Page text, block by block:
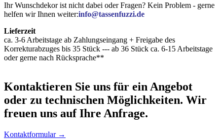
Ihr Wunschdekor ist nicht dabei oder Fragen? Kein Problem - gerne
helfen wir Ihnen weiter:info@tassenfuzzi.de
Lieferzeit
ca. 3-6 Arbeitstage ab Zahlungseingang + Freigabe des
Korrekturabzuges bis 35 Stück --- ab 36 Stück ca. 6-15 Arbeitstage
oder gerne nach Rücksprache**
Kontaktieren Sie uns für ein Angebot
oder zu technischen Möglichkeiten. Wir
freuen uns auf Ihre Anfrage.
Kontaktformular →